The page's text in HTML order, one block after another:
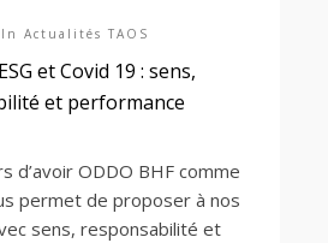
Actualités TAOS
et Covid 19 : sens,
et performance
d’avoir ODDO BHF comme
permet de proposer à nos
sens, responsabilité et